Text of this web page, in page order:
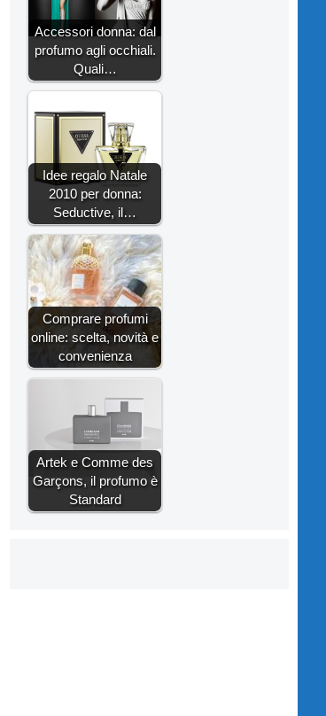
Accessori donna: dal
profumo agli occhiali.
Quali…
Idee regalo Natale
2010 per donna:
Seductive, il…
Comprare profumi
online: scelta, novità e
convenienza
Artek e Comme des
Garçons, il profumo è
Standard